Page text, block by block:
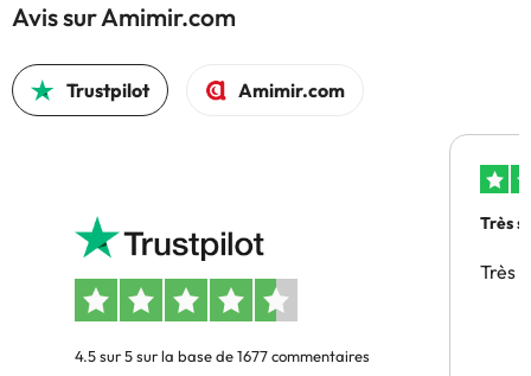
Avis sur Amimir.com
Trustpilot Amimir.com
4.5 sur 5 sur la base de 1677 commentaires
Très
Très